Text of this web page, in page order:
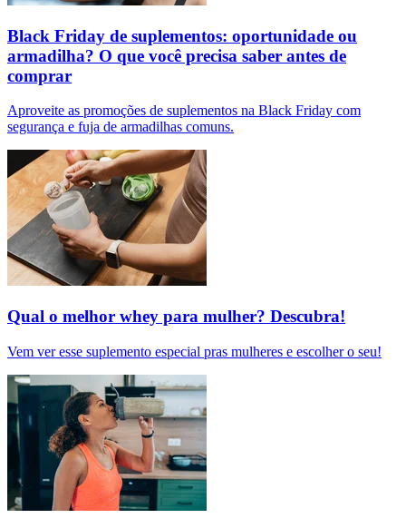
Black Friday de suplementos: oportunidade ou
armadilha? O que você precisa saber antes de
comprar
Aproveite as promoções de suplementos na Black Friday com
segurança e fuja de armadilhas comuns.
Qual o melhor whey para mulher? Descubra!
Vem ver esse suplemento especial pras mulheres e escolher o seu!